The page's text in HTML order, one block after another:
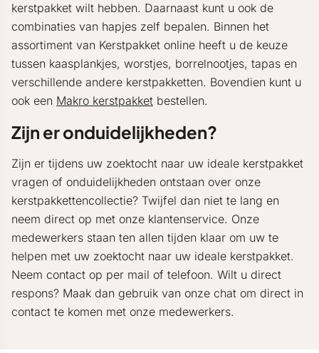
kerstpakket wilt hebben. Daarnaast kunt u ook de
combinaties van hapjes zelf bepalen. Binnen het
assortiment van Kerstpakket online heeft u de keuze
tussen kaasplankjes, worstjes, borrelnootjes, tapas en
verschillende andere kerstpakketten. Bovendien kunt u
ook een Makro kerstpakket bestellen.
Zijn er onduidelijkheden?
Zijn er tijdens uw zoektocht naar uw ideale kerstpakket
vragen of onduidelijkheden ontstaan over onze
kerstpakkettencollectie? Twijfel dan niet te lang en
neem direct op met onze klantenservice. Onze
medewerkers staan ten allen tijden klaar om uw te
helpen met uw zoektocht naar uw ideale kerstpakket.
Neem contact op per mail of telefoon. Wilt u direct
respons? Maak dan gebruik van onze chat om direct in
contact te komen met onze medewerkers.